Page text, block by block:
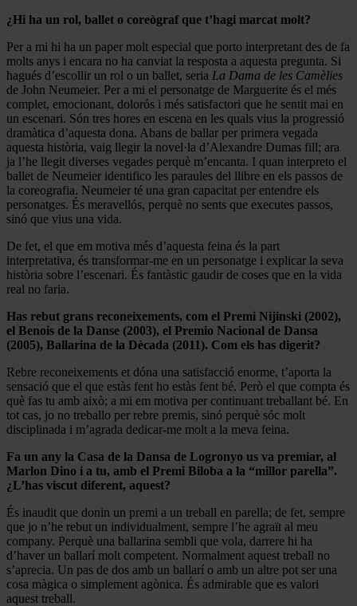
¿Hi ha un rol, ballet o coreògraf que t’hagi marcat molt?
Per a mi hi ha un paper molt especial que porto interpretant des de fa
molts anys i encara no ha canviat la resposta a aquesta pregunta. Si
hagués d’escollir un rol o un ballet, seria La Dama de les Camèlies
de John Neumeier. Per a mi el personatge de Marguerite és el més
complet, emocionant, dolorós i més satisfactori que he sentit mai en
un escenari. Són tres hores en escena en les quals vius la progressió
dramàtica d’aquesta dona. Abans de ballar per primera vegada
aquesta història, vaig llegir la novel·la d’Alexandre Dumas fill; ara
ja l’he llegit diverses vegades perquè m’encanta. I quan interpreto el
ballet de Neumeier identifico les paraules del llibre en els passos de
la coreografia. Neumeier té una gran capacitat per entendre els
personatges. És meravellós, perquè no sents que executes passos,
sinó que vius una vida.
De fet, el que em motiva més d’aquesta feina és la part
interpretativa, és transformar-me en un personatge i explicar la seva
història sobre l’escenari. És fantàstic gaudir de coses que en la vida
real no faria.
Has rebut grans reconeixements, com el Premi Nijinski (2002),
el Benois de la Danse (2003), el Premio Nacional de Dansa
(2005), Ballarina de la Dècada (2011). Com els has digerit?
Rebre reconeixements et dóna una satisfacció enorme, t’aporta la
sensació que el que estàs fent ho estàs fent bé. Però el que compta és
què fas tu amb això; a mi em motiva per continuant treballant bé. En
tot cas, jo no treballo per rebre premis, sinó perquè sóc molt
disciplinada i m’agrada dedicar-me molt a la meva feina.
Fa un any la Casa de la Dansa de Logronyo us va premiar, al
Marlon Dino i a tu, amb el Premi Biloba a la “millor parella”.
¿L’has viscut diferent, aquest?
És inaudit que donin un premi a un treball en parella; de fet, sempre
que jo n’he rebut un individualment, sempre l’he agraït al meu
company. Perquè una ballarina sembli que vola, darrere hi ha
d’haver un ballarí molt competent. Normalment aquest treball no
s’aprecia. Un pas de dos amb un ballarí o amb un altre pot ser una
cosa màgica o simplement agònica. És admirable que es valori
aquest treball.